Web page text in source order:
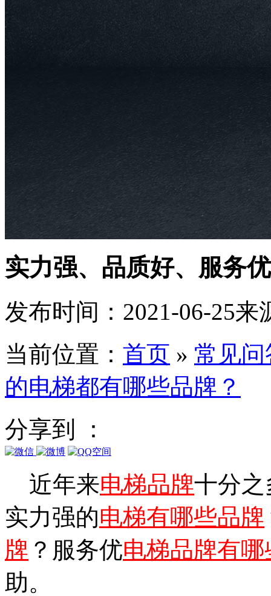
实力强、品质好、服务
发布时间：2021-06-25来
当前位置： 首页 » 常见问
的电梯都有哪些品牌？
分享到 ：
近年来电梯品牌十分
实力强的电梯有哪些品牌
牌 ？服务优电梯品牌有哪
助。